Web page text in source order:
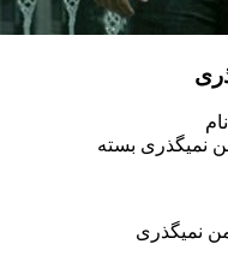
بسته